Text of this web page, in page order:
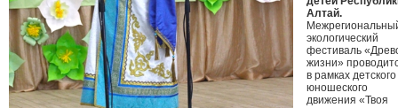
Алтай.
экологический
фестиваль
жизни»
в рамках
юношеского
движения «Твоя